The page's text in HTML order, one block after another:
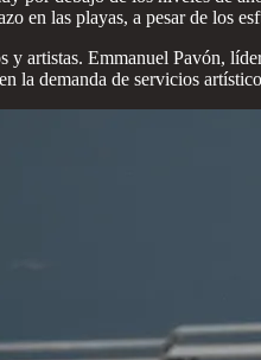
en las playas, a pesar de los
artistas. Emmanuel Pavón,
la demanda de servicios